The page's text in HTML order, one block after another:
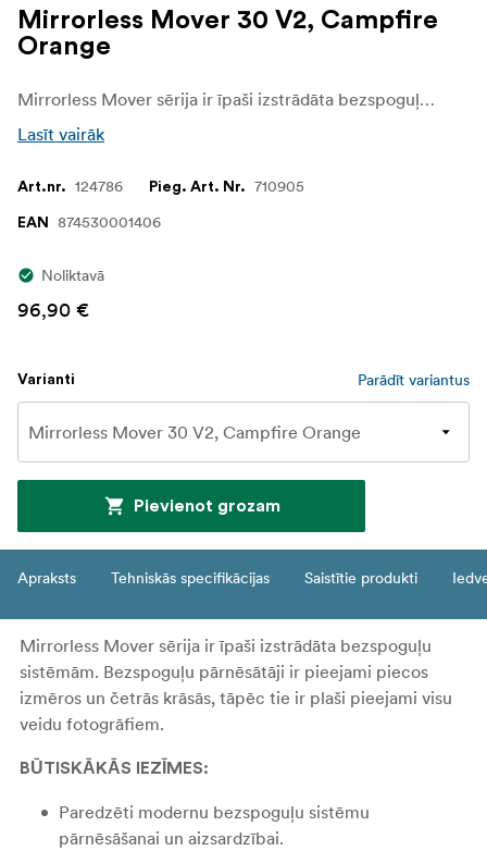
Mirrorless Mover 30 V2, Campfire
Orange
Mirrorless Mover sērija ir īpaši izstrādāta bezspoguļu sistēmām. Bezspoguļu pārnēsātāji ir pieejami piecos izmēros un četrās patentētās krāsās, tāpēc tie ir plaši pieejami visu veidu fotogrāfiem. Think Tank Mirrorless Mover 30 ir piemērots vienam standarta bezspoguļa korpusam un 2 līdz 4 objektīviem: īsiem līdz vidējiem f/4 un f/2,8 tālummaiņiem vai īsiem līdz vidējiem objektīviem.
Lasīt vairāk
Art.nr. 124786 Pieg. Art. Nr. 710905
EAN 874530001406
Noliktavā
96,90 €
Varianti Parādīt variantus
Pievienot grozam
Apraksts Tehniskās specifikācijas Saistītie produkti
Mirrorless Mover sērija ir īpaši izstrādāta bezspoguļu
sistēmām. Bezspoguļu pārnēsātāji ir pieejami piecos
izmēros un četrās krāsās, tāpēc tie ir plaši pieejami visu
veidu fotogrāfiem.
BŪTISKĀKĀS IEZĪMES:
Paredzēti modernu bezspoguļu sistēmu
pārnēsāšanai un aizsardzībai.